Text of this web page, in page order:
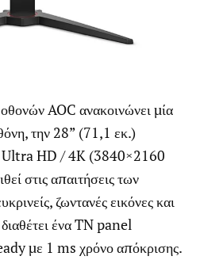
AOC ανακοινώνει μία
την 28” (71,1 εκ.)
Ultra HD / 4K (3840×2160
στις απαιτήσεις των
ζωντανές εικόνες και
ένα TN panel
με 1 ms χρόνο απόκρισης.